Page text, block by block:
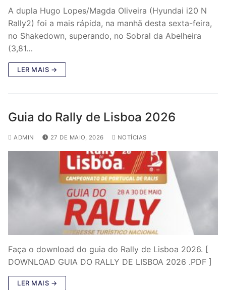
A dupla Hugo Lopes/Magda Oliveira (Hyundai i20 N
Rally2) foi a mais rápida, na manhã desta sexta-feira,
no Shakedown, superando, no Sobral da Abelheira
(3,81…
LER MAIS →
Guia do Rally de Lisboa 2026
ADMIN 27 DE MAIO, 2026 NOTÍCIAS
Faça o download do guia do Rally de Lisboa 2026. [
DOWNLOAD GUIA DO RALLY DE LISBOA 2026 .PDF ]
LER MAIS →